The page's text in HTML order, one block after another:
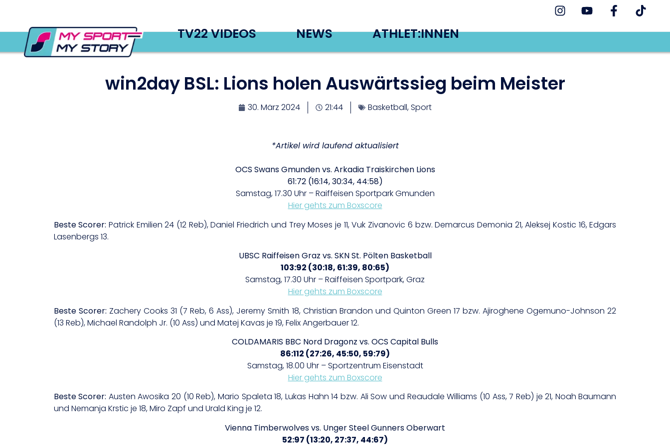
TV22 VIDEOS NEWS ATHLET:INNEN
win2day BSL: Lions holen Auswärtssieg beim Meister
30. März 2024 21:44 Basketball,Sport
*Artikel wird laufend aktualisiert
OCS Swans Gmundenvs. Arkadia Traiskirchen Lions
61:72 (16:14, 30:34, 44:58)
Samstag, 17.30 Uhr – Raiffeisen Sportpark Gmunden
Hier gehts zum Boxscore
Beste Scorer: Patrick Emilien 24 (12 Reb), Daniel Friedrich und Trey Moses je 11, Vuk Zivanovic 6 bzw. Demarcus Demonia 21, Aleksej Kostic 16, Edgars
Lasenbergs 13.
UBSC Raiffeisen Graz vs. SKN St. Pölten Basketball
103:92 (30:18, 61:39, 80:65)
Samstag, 17.30 Uhr – Raiffeisen Sportpark, Graz
Hier gehts zum Boxscore
Beste Scorer: Zachery Cooks 31 (7 Reb, 6 Ass), Jeremy Smith 18, Christian Brandon und Quinton Green 17 bzw. Ajiroghene Ogemuno-Johnson 22
(13 Reb), Michael Randolph Jr. (10 Ass) und Matej Kavas je 19, Felix Angerbauer 12.
COLDAMARIS BBC Nord Dragonz vs. OCS Capital Bulls
86:112 (27:26, 45:50, 59:79)
Samstag, 18.00 Uhr – Sportzentrum Eisenstadt
Hier gehts zum Boxscore
Beste Scorer: Austen Awosika 20 (10 Reb), Mario Spaleta 18, Lukas Hahn 14 bzw. Ali Sow und Reaudale Williams (10 Ass, 7 Reb) je 21, Noah Baumann
und Nemanja Krstic je 18, Miro Zapf und Urald King je 12.
Vienna Timberwolves vs. Unger Steel Gunners Oberwart
52:97 (13:20, 27:37, 44:67)